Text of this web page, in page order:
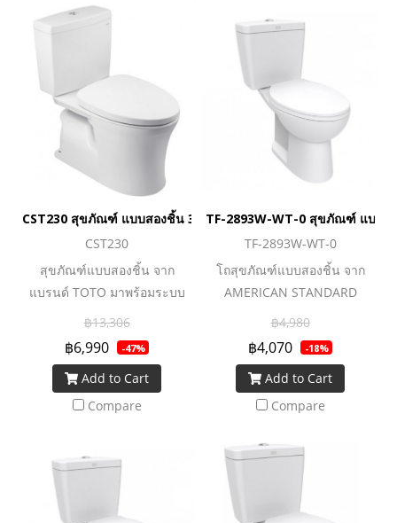
ง่ายด้วยเทคโนโลยีการเคลือบ
สาร Cefiontect ที่พื้นผิวสุข
ของคราบสกปรกและเชื้อโรค
ถือได้ว่าเป็นอีกหนึ่งตัวเลือกดี ๆ
ของนวัตกรรมโถสุขภัณฑ์ที่มอบ
ความคุ้มค่าและตอบโจทย์การ
ใช้งานอย่างแท้จริง
สาร Cefiontect ที่พื้นผิวสุข
สุขภัณฑ์ จึงช่วยลดการเกาะติด
ของคราบสกปรกและเชื้อโรค
ถือได้ว่าเป็นอีกหนึ่งตัวเลือกดี ๆ
ของนวัตกรรมโถสุขภัณฑ์ที่มอบ
ความคุ้มค่าและตอบโจทย์การ
ใช้งานอย่างแท้จริง
CST230 สุขภัณฑ์ แบบสองชิ้น 3/4.8 ลิตร
CST230
สุขภัณฑ์แบบสองชิ้น จาก
แบรนด์ TOTO มาพร้อมระบบ
ชำระล้างที่ทรงพลัง ทำความ
สะอาดหมดจด ทั้งยังประหยัดน้ำ
ยิ่งขึ้นด้วยเทคโนโลยี Water
Saving ช่วยเพิ่มประสิทธิภาพ
การชำระล้าง แต่ใช้ปริมาณน้ำ
สาร Cefiontect ที่พื้นผิวสุข
สุขภัณฑ์ จึงช่วยลดการเกาะติด
ของคราบสกปรกและเชื้อโรค
฿13,306
฿6,990 -47%
Add to Cart
Compare
TF-2893W-WT-0 สุขภัณฑ์ แบบส
TF-2893W-WT-0
โถสุขภัณฑ์แบบสองชิ้น จาก
AMERICAN STANDARD
นวัตกรรมยุคใหม่ที่ยกระดับโถ
สุขภัณฑ์ให้ทำงานได้อย่างทัน
สมัย สายน้ำชำระล้างอย่าง
สะอาดหมดจด และยังประหยัด
น้ำมากยิ่งขึ้นด้วยระบบ Dual
มธุระหนักเบาได้ตรงใจคุณ ตอบ
โจทย์ Lifestyle คนรุ่นใหม่ ชื่น
ชอบเทคโนโลยีและความ
สะดวกสบาย
฿4,980
฿4,070 -18%
Add to Cart
Compare